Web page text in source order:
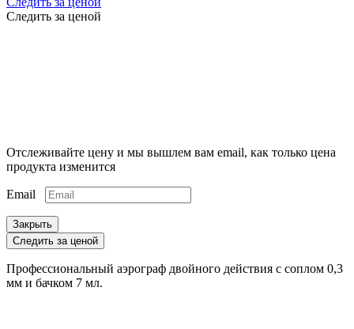
Следить за ценой
Отслеживайте цену и мы вышлем вам email, как только цена
продукта изменится
Email
Закрыть
Следить за ценой
Профессиональный аэрограф двойного действия с соплом 0,3
мм и бачком 7 мл.